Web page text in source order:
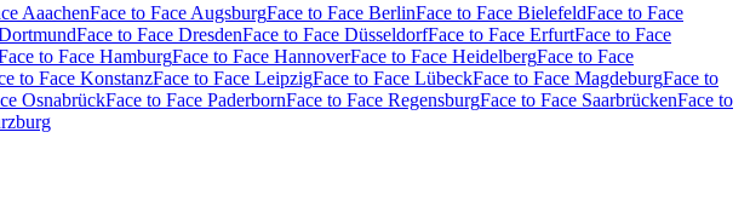
AaachenFace to Face AugsburgFace to Face BerlinFace to Face BielefeldFace to Face
Face to Face DresdenFace to Face DüsseldorfFace to Face ErfurtFace to Face
to Face HamburgFace to Face HannoverFace to Face HeidelbergFace to Face
to Face KonstanzFace to Face LeipzigFace to Face LübeckFace to Face MagdeburgFace to
OsnabrückFace to Face PaderbornFace to Face RegensburgFace to Face SaarbrückenFace to